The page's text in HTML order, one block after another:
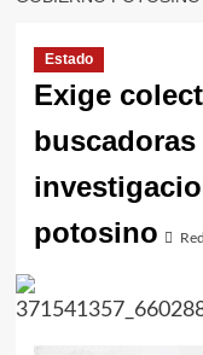
Estado
Exige
potosino